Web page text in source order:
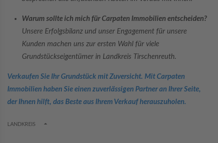
Warum sollte ich mich für Carpaten Immobilien entscheiden?
Unsere Erfolgsbilanz und unser Engagement für unsere
Kunden machen uns zur ersten Wahl für viele
Grundstückseigentümer in Landkreis Tirschenreuth.
Verkaufen Sie Ihr Grundstück mit Zuversicht. Mit Carpaten
Immobilien haben Sie einen zuverlässigen Partner an Ihrer Seite,
der Ihnen hilft, das Beste aus Ihrem Verkauf herauszuholen.
LANDKREIS TOGGLE DROPDOWN